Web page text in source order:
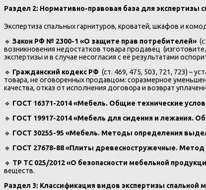
Раздел 2: Нормативно-правовая база для экспертизы
Экспертиза спальных гарнитуров, кроватей, шкафов и
🔹 Закон РФ № 2300-1 «О защите прав потребителей»
возникновения недостатков товара продавец
экспертизы и в случае несогласия с её результатами
🔹 Гражданский кодекс РФ (ст. 469, 475, 503, 721, 723) –
товара, не оговоренных продавцом: соразмерное
качества, отказ от исполнения договора и возврат
🔹 ГОСТ 16371-2014 «Мебель. Общие технические
🔹 ГОСТ 19917-2014 «Мебель для сидения и лежания.
🔹 ГОСТ 30255-95 «Мебель. Методы определения
🔹 ГОСТ 27678-88 «Плиты древесностружечные.
🔹 ТР ТС 025/2012 «О безопасности мебельной
веществ.
Раздел 3: Классификация видов экспертизы спальной